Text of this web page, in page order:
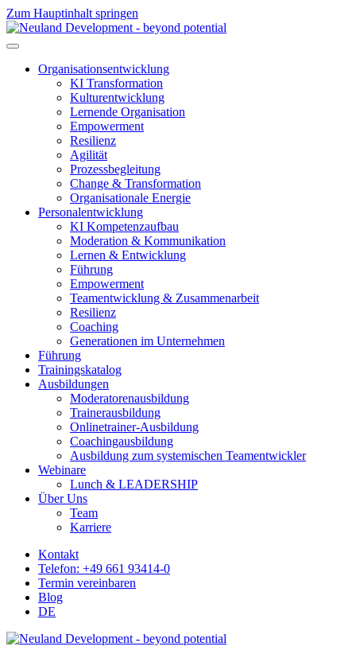
Zum Hauptinhalt springen
Organisationsentwicklung
KI Transformation
Kulturentwicklung
Lernende Organisation
Empowerment
Resilienz
Agilität
Prozessbegleitung
Change & Transformation
Organisationale Energie
Personalentwicklung
KI Kompetenzaufbau
Moderation & Kommunikation
Lernen & Entwicklung
Führung
Empowerment
Teamentwicklung & Zusammenarbeit
Resilienz
Coaching
Generationen im Unternehmen
Führung
Trainingskatalog
Ausbildungen
Moderatorenausbildung
Trainerausbildung
Onlinetrainer-Ausbildung
Coachingausbildung
Ausbildung zum systemischen Teamentwickler
Webinare
Lunch & LEADERSHIP
Über Uns
Team
Karriere
Kontakt
Telefon: +49 661 93414-0
Termin vereinbaren
Blog
DE